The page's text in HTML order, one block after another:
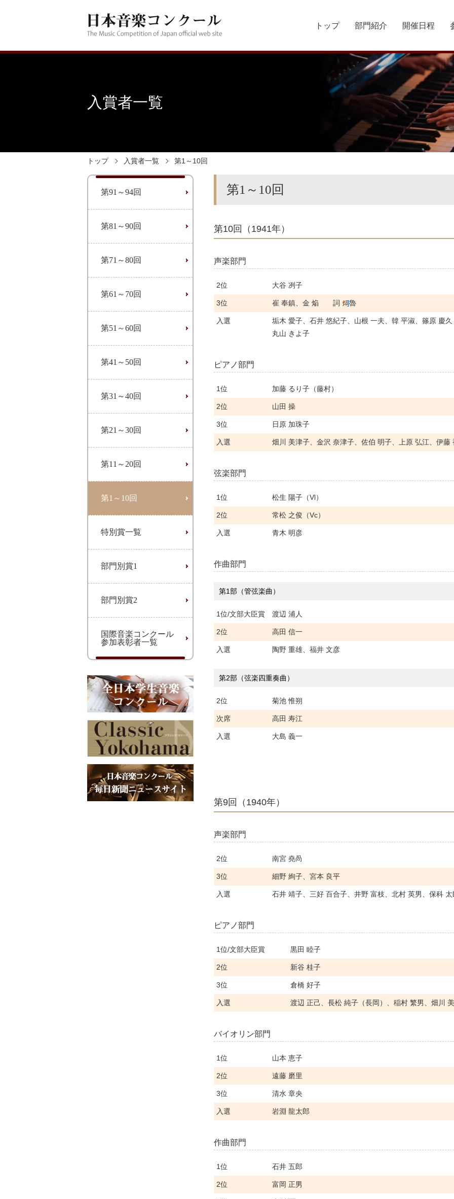
トップ 部門紹介 開催日程
入賞者一覧
トップ 入賞者一覧 第1～10回
第1～10回
第10回（1941年）
声楽部門
2位 大谷 冽子
3位 崔 奉鎮、金 焔 詞 魯
入選
垢木 愛子、石井 悠紀子、山根 一夫、韓 平淑、篠原 慶
丸山 きよ子
ピアノ部門
1位 加藤 るり子（藤村）
2位 山田 操
3位 日原 加珠子
入選 畑川 美津子、金沢 奈津子、佐伯 明子、上原 弘江、伊藤
弦楽部門
1位 松生 陽子（Vl）
2位 常松 之俊（Vc）
入選 青木 明彦
作曲部門
第1部（管弦楽曲）
1位/文部大臣賞 渡辺 浦人
2位 高田 信一
入選 陶野 重雄、福井 文彦
第2部（弦楽四重奏曲）
2位 菊池 惟朔
次席 高田 寿江
入選 大島 義一
第9回（1940年）
声楽部門
2位 南宮 堯咼
3位 細野 絢子、宮本 良平
入選 石井 靖子、三好 百合子、井野 富枝、北村 英男、保科 太
ピアノ部門
1位/文部大臣賞 黒田 睦子
2位 新谷 桂子
3位 倉橋 好子
入選 渡辺 正己、長松 純子（長岡）、稲村 繁男、畑川
バイオリン部門
1位 山本 恵子
2位 遠藤 磨里
3位 清水 章央
入選 岩淵 龍太郎
作曲部門
1位 石井 五郎
2位 富岡 正男
第91～94回
第81～90回
第71～80回
第61～70回
第51～60回
第41～50回
第31～40回
第21～30回
第11～20回
第1～10回
特別賞一覧
部門別賞1
部門別賞2
国際音楽コンクール
参加表彰者一覧